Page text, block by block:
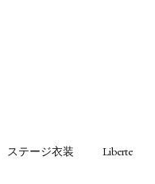
ステージ衣装 Liberte